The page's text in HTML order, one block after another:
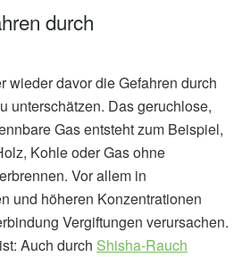
durch
wieder davor die Gefahren durch
unterschätzen. Das geruchlose,
Gas entsteht zum Beispiel,
Kohle oder Gas ohne
Vor allem in
und höheren Konzentrationen
Vergiftungen verursachen.
Auch durch Shisha-Rauch